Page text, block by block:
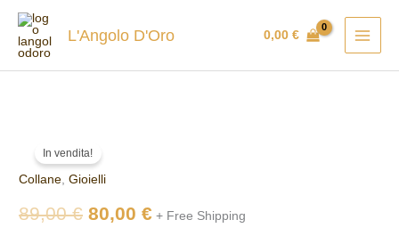
contenuto
L'Angolo D'Oro 0,00€
In vendita!
Collane ,Gioielli
89,00€
prezzo
originale
80,00€ attuale
+ Free Shipping